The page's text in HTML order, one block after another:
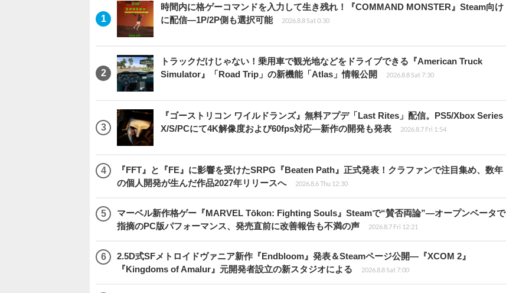
時間内に格ゲーコマンドを入力して生き残れ！『COMMAND MONSTER』Steam向け
に配信―1P/2P側も選択可能
2026.8.8 Sat 0:30
トラックだけじゃない！乗用車で観光地などをドライブできる『American Truck
Simulator』「Road Trip」の新機能「Atlas」情報公開
2026.8.8 Sat 7:30
『ゴーストリコン ワイルドランズ』無料アプデ「Last Rites」配信。PS5/Xbox Series
X/S/PCにて4K解像度および60fps対応―新作の開発も発表
2026.8.7 Fri 1:54
『FFT』と『FE』に影響を受けたSRPG『Beaten Path』正式発表！クラファンで注目集め、数年
の個人開発が生んだ作品2027年リリースへ
2026.8.6 Thu 12:30
マーベル新作格ゲー『MARVEL Tōkon: Fighting Souls』Steamで“賛否両論”―オープンベータで
指摘のPC版パフォーマンス、発売直前に改善報告も不満の声
2026.8.7 Fri 12:21
2.5D式SFメトロイドヴァニア新作『Endbloom』発表＆Steamページ公開―『XCOM 2』
『Kingdoms of Amalur』元開発者設立の新スタジオによる
2026.8.8 Sat 7:00